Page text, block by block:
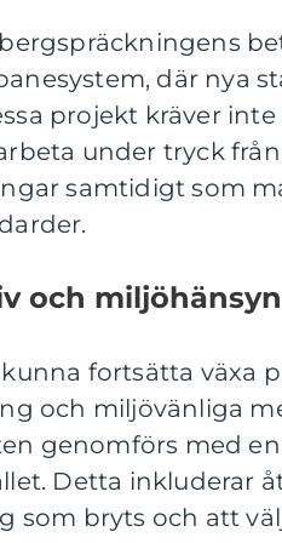
där nya
projekt kräver
under tryck
samtidigt som
och miljöhänsyn
fortsätta växa
och miljövänliga
genomförs med
Detta inkluderar
som bryts och att